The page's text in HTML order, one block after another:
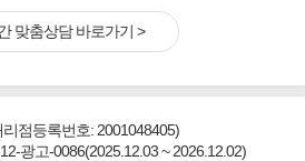
맞춤상담 바로가기 >
점등록번호: 2001048405)
광고-0086(2025.12.03 ~ 2026.12.02)